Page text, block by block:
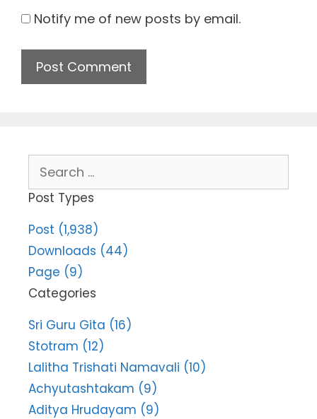
Notify me of new posts by email.
for:
Post Types
Post (1,938)
Downloads (44)
Page (9)
Categories
Sri Guru Gita (16)
Stotram (12)
Lalitha Trishati Namavali (10)
Achyutashtakam (9)
Aditya Hrudayam (9)